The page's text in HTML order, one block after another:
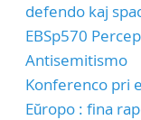
defendo kaj
EBSp570
Antisemitismo
Konferenco pri
Eŭropo : fina